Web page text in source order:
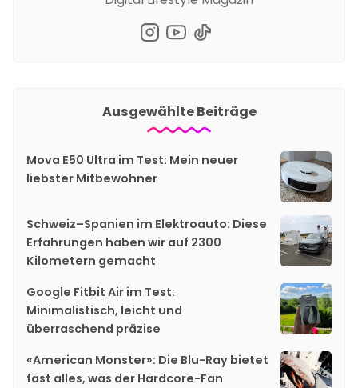
Ausgewählte Beiträge
Mova E50 Ultra im Test: Mein neuer
liebster Mitbewohner
Schweiz–Spanien im Elektroauto: Diese
Erfahrungen haben wir auf 2300
Kilometern gemacht
Google Fitbit Air im Test:
Minimalistisch, leicht und
überraschend präzise
«American Monster»: Die Blu-Ray bietet
fast alles, was der Hardcore-Fan